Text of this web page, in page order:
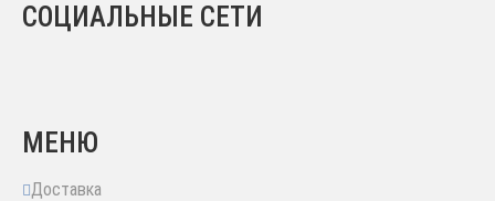
СОЦИАЛЬНЫЕ СЕТИ
МЕНЮ
Доставка